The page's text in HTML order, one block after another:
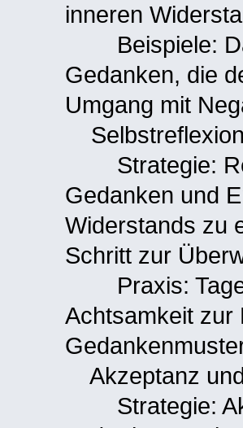
inneren
Beispiele:
Gedanken, die
Umgang mit
Strategie:
Gedanken und
Widerstands zu
Schritt zur
Praxis:
Achtsamkeit zur
Akzeptanz
Strategie: